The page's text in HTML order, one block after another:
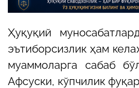
Ҳуқуқий
эътиборсизлик ҳам
муаммоларга сабаб
Афсуски, кўпчилик